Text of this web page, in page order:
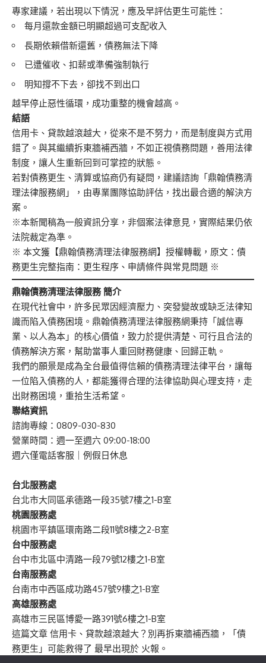
專家建議，若出現以下情況，應及早評估更生可能性：
每月還款金額已明顯超過可支配收入
長期依賴借新還舊，債務無法下降
已遭催收、扣薪或準備強制執行
明知撐不下去，卻找不到出口
越早停止惡性循環，成功重整的機會越高。
結語
信用卡、貸款越滾越大，從來不是不努力，而是制度與方式用
錯了。與其繼續拆東牆補西牆，不如正視債務問題，善用法律
制度，讓人生重新回到可掌控的狀態。
若對債務更生、清算或協商仍有疑問，建議諮詢「鼎翰債務清
理法律服務網」，由專業團隊協助評估，找出最合適的解決方
案。
※本新聞稿為一般資訊分享，非個案法律意見，實際結果仍依
法院裁定為準。
※ 本文獲【鼎翰債務清理法律服務網】授權轉載，原文： 債
務更生完整指南：更生程序、申請條件與常見問題 ※
鼎翰債務清理法律服務簡介
在現代社會中，許多民眾因經濟壓力、突發變故或缺乏法律知
識而陷入債務困境。鼎翰債務清理法律服務網秉持「誠信專
業、以人為本」的核心價值，致力於提供清楚、可行且合法的
債務解決方案，幫助當事人重回財務健康、回歸正軌。
我們的願景是成為全台最值得信賴的債務清理法律平台，讓每
一位陷入債務的人，都能獲得合理的法律協助與心理支持，走
出財務困境，重拾生活希望。
聯絡資訊
諮詢專線：0809-030-830
營業時間：週一至週六 09:00-18:00
週六僅電話客服｜例假日休息
台北服務處
台北市大同區承德路一段35號7樓之1-B室
桃園服務處
桃園市平鎮區環南路二段11號8樓之2-B室
台中服務處
台中市北區中清路一段79號12樓之1-B室
台南服務處
台南市中西區成功路457號9樓之1-B室
高雄服務處
高雄市三民區博愛一路391號6樓之1-B室
這篇文章 信用卡、貸款越滾越大？別再拆東牆補西牆，「債
務更生」可能救得了 最早出現於 火報 。